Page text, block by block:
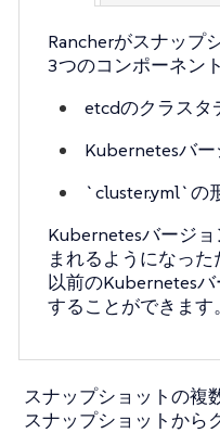
Rancherがスナップ
3つのコンポーネン
etcdのクラスタ
Kubernetesバ
`cluster.yml`の
Kubernetesバージ
まれるようになった
以前のKubernetes
することができます。
スナップショットの複
スナップショットから